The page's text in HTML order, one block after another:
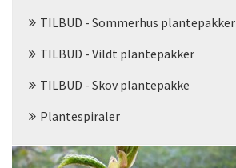
TILBUD - Sommerhus plantepakker
TILBUD - Vildt plantepakker
TILBUD - Skov plantepakke
Plantespiraler